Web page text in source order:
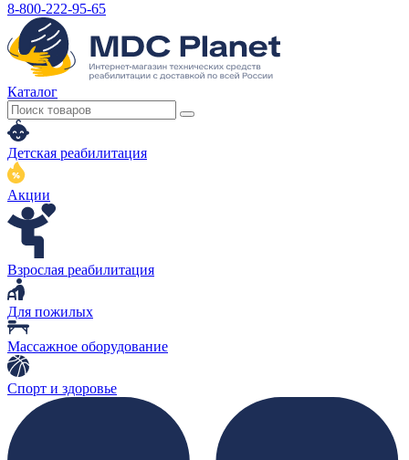
8-800-222-95-65
Каталог
Детская реабилитация
Акции
Взрослая реабилитация
Для пожилых
Массажное оборудование
Спорт и здоровье